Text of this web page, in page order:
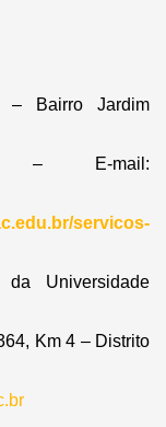
– Bairro Jardim
– E-mail:
servicos-
Universidade
Km 4 – Distrito